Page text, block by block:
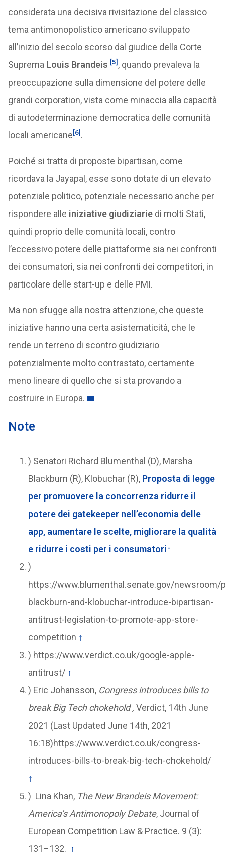
considerata una decisiva rivisitazione del classico
tema antimonopolistico americano sviluppato
all’inizio del secolo scorso dal giudice della Corte
Suprema Louis Brandeis [5] , quando prevaleva la
preoccupazione sulla dimensione del potere delle
grandi corporation, vista come minaccia alla capacità
di autodeterminazione democratica delle comunità
locali americane[6] .
Poiché si tratta di proposte bipartisan, come
ricordava la Jayapal, esse sono dotate di un elevato
potenziale politico, potenziale necessario anche per
rispondere alle iniziative giudiziariedi molti Stati,
quindi proprio delle comunità locali, contro
l’eccessivo potere delle piattaforme sia nei confronti
dei consumatori, sia nei confronti dei competitori, in
particolare delle start-up e delle PMI.
Ma non sfugge alla nostra attenzione, che queste
iniziative hanno una certa asistematicità, che le
rende un terreno di scontro giudiziario
potenzialmente molto contrastato, certamente
meno lineare di quello che si sta provando a
costruire in Europa.
Note
) Senatori Richard Blumenthal (D), Marsha
Blackburn (R), Klobuchar (R), Proposta di legge
per promuovere la concorrenza ridurre il
potere dei gatekeeper nell’economia delle
app, aumentare le scelte, migliorare la qualità
e ridurre i costi per i consumatori↑
)
https://www.blumenthal.senate.gov/
blackburn-and-klobuchar-introduce-bipartisan-
antitrust-legislation-to-promote-app-store-
competition ↑
) https://www.verdict.co.uk/google-apple-
antitrust/ ↑
) Eric Johansson, Congress introduces bills to
break Big Tech chokehold , Verdict, 14th June
2021 (Last Updated June 14th, 2021
16:18)https://www.verdict.co.uk/congress-
introduces-bills-to-break-big-tech-chokehold/
↑
) Lina Khan, The New Brandeis Movement:
America’s Antimonopoly Debate, Journal of
European Competition Law & Practice. 9 (3):
131–132. ↑